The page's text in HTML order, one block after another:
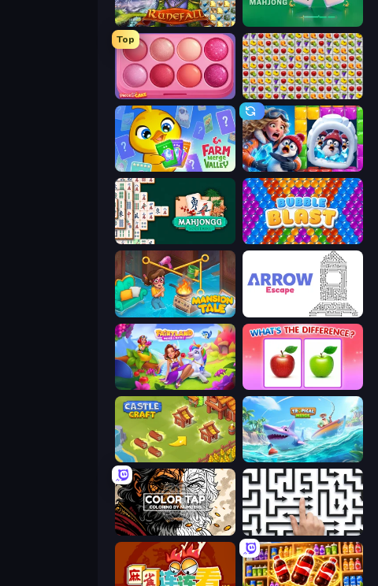
Runefall Piles of Mahjong
Top
Piece of Cake: Merge and Bake Same Game Fruit Collapse
Farm Merge Valley Captain Blast
Mahjongg Solitaire Bubble Blast
Mansion Tale: Merge Secrets Arrow Escape
Fairyland Merge & Magic What's The Difference?
Castle Craft Tropical Merge
Color Tap: Coloring by Numbers Arrow Escape: Puzzle